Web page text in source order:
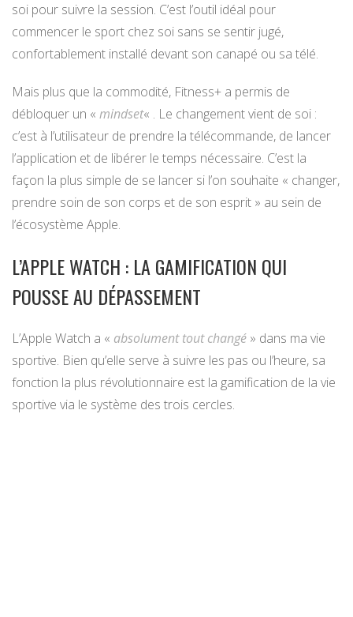
soi pour suivre la session. C’est l’outil idéal pour
commencer le sport chez soi sans se sentir jugé,
confortablement installé devant son canapé ou sa télé.
Mais plus que la commodité, Fitness+ a permis de
débloquer un « mindset« . Le changement vient de soi :
c’est à l’utilisateur de prendre la télécommande, de lancer
l’application et de libérer le temps nécessaire. C’est la
façon la plus simple de se lancer si l’on souhaite « changer,
prendre soin de son corps et de son esprit » au sein de
l’écosystème Apple.
L’APPLE WATCH : LA GAMIFICATION QUI
POUSSE AU DÉPASSEMENT
L’Apple Watch a « absolument tout changé » dans ma vie
sportive. Bien qu’elle serve à suivre les pas ou l’heure, sa
fonction la plus révolutionnaire est la gamification de la vie
sportive via le système des trois cercles.